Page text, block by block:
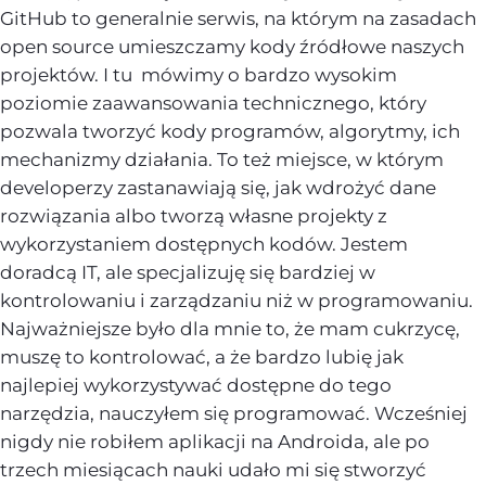
GitHub to generalnie serwis, na którym na zasadach
open source umieszczamy kody źródłowe naszych
projektów. I tu mówimy o bardzo wysokim
poziomie zaawansowania technicznego, który
pozwala tworzyć kody programów, algorytmy, ich
mechanizmy działania. To też miejsce, w którym
developerzy zastanawiają się, jak wdrożyć dane
rozwiązania albo tworzą własne projekty z
wykorzystaniem dostępnych kodów. Jestem
doradcą IT, ale specjalizuję się bardziej w
kontrolowaniu i zarządzaniu niż w programowaniu.
Najważniejsze było dla mnie to, że mam cukrzycę,
muszę to kontrolować, a że bardzo lubię jak
najlepiej wykorzystywać dostępne do tego
narzędzia, nauczyłem się programować. Wcześniej
nigdy nie robiłem aplikacji na Androida, ale po
trzech miesiącach nauki udało mi się stworzyć